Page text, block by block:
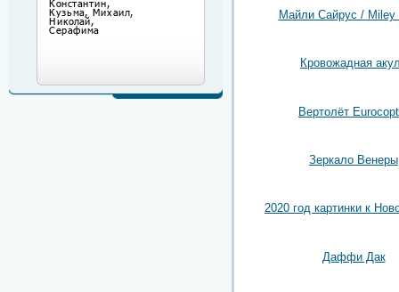
Майли Сайрус / Miley
Кровожадная
Вертолёт
Зеркало Венеры
2020 год картинки к
Даффи Дак